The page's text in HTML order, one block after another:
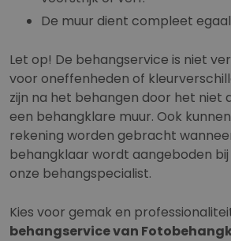
De muur dient compleet
Let op! De behangservice is niet
voor oneffenheden of
zijn na het behangen door het niet
een behangklare muur. Ook
rekening worden gebracht
behangklaar wordt aangeboden
onze behangspecialist.
Kies voor gemak en
behangservice van